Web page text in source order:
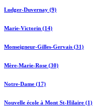
Ludger-Duvernay (9)
Marie-Victorin (14)
Monseigneur-Gilles-Gervais (31)
Mère-Marie-Rose (30)
Notre-Dame (17)
Nouvelle école à Mont St-Hilaire (1)